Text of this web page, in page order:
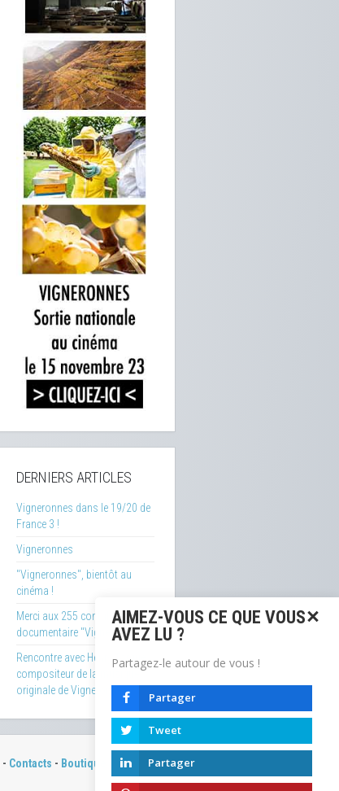
DERNIERS ARTICLES
Vigneronnes dans le 19/20 de
France 3 !
Vigneronnes
"Vigneronnes", bientôt au
cinéma !
Merci aux 255 contributeurs du
documentaire "Vigneronnes"
Rencontre avec Henry Torgue,
compositeur de la musique
originale de Vigneronnes
- Contacts - Boutique
AIMEZ-VOUS CE QUE VOUS
AVEZ LU ?
Partagez-le autour de vous !
Partager
Tweet
Partager